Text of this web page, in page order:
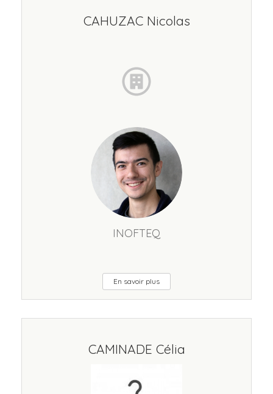
CAHUZAC Nicolas
INOFTEQ
En savoir plus
CAMINADE Célia